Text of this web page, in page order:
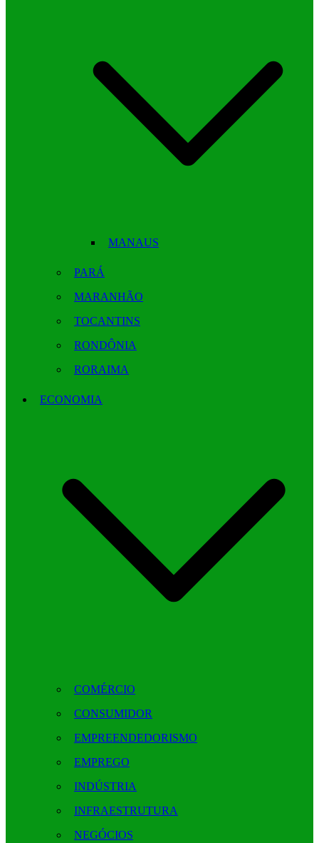
MANAUS
PARÁ
MARANHÃO
TOCANTINS
RONDÔNIA
RORAIMA
ECONOMIA
COMÉRCIO
CONSUMIDOR
EMPREENDEDORISMO
EMPREGO
INDÚSTRIA
INFRAESTRUTURA
NEGÓCIOS